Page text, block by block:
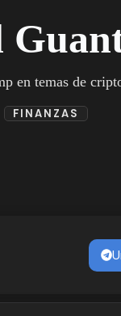
en temas de
FINANZAS